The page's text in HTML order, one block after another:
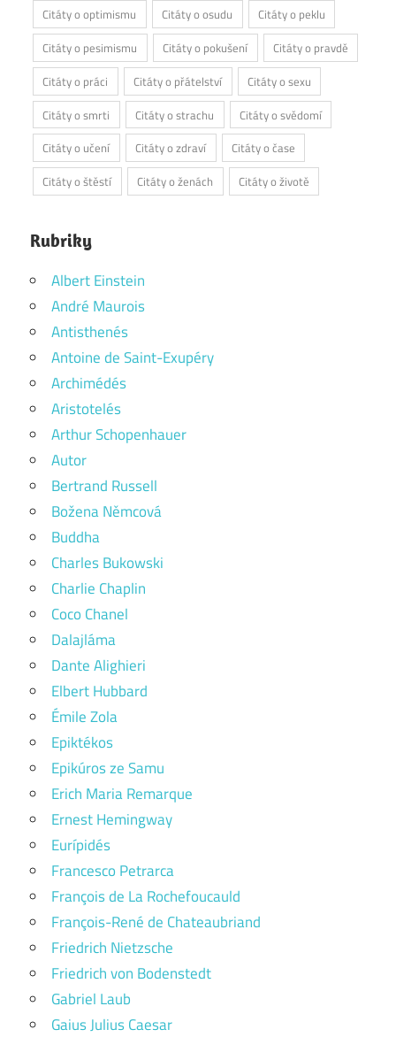
Citáty o optimismu Citáty o osudu
Citáty o peklu
Citáty o pesimismu
Citáty o pokušení
Citáty o pravdě
Citáty o práci
Citáty o přátelství
Citáty o sexu
Citáty o smrti
Citáty o strachu
Citáty o svědomí
Citáty o učení
Citáty o zdraví
Citáty o čase
Citáty o štěstí
Citáty o ženách Citáty o životě
Rubriky
Albert Einstein
André Maurois
Antisthenés
Antoine de Saint-Exupéry
Archimédés
Aristotelés
Arthur Schopenhauer
Autor
Bertrand Russell
Božena Němcová
Buddha
Charles Bukowski
Charlie Chaplin
Coco Chanel
Dalajláma
Dante Alighieri
Elbert Hubbard
Émile Zola
Epiktékos
Epikúros ze Samu
Erich Maria Remarque
Ernest Hemingway
Eurípidés
Francesco Petrarca
François de La Rochefoucauld
François-René de Chateaubriand
Friedrich Nietzsche
Friedrich von Bodenstedt
Gabriel Laub
Gaius Julius Caesar